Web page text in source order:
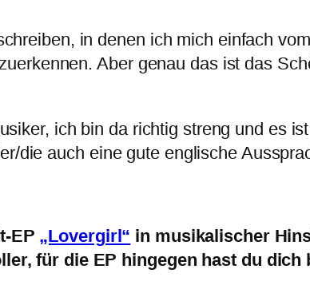
in denen ich mich einfach
Aber genau das ist das
ich bin da richtig streng und es
die auch eine gute englische
EP „Lovergirl“ in musikalischer
für die EP hingegen hast du